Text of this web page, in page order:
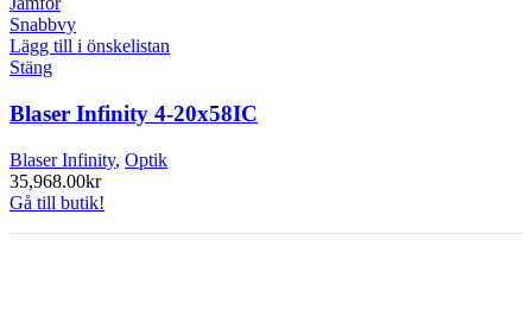
Snabbvy
Lägg till i önskelistan
Stäng
Blaser Infinity 4-20x58IC
Blaser Infinity, Optik
35,968.00kr
Gå till butik!